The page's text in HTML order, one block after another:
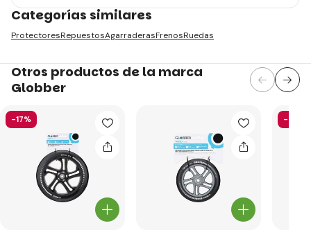
Categorías similares
ProtectoresRepuestosAgarraderasFrenosRuedas
Otros productos de la marca
Globber
-17% -58%